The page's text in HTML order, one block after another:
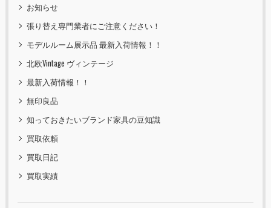
お知らせ
張り替え専門業者にご注意ください！
モデルルーム展示品 最新入荷情報！！
北欧Vintage ヴィンテージ
最新入荷情報！！
無印良品
知っておきたいブランド家具の豆知識
買取依頼
買取日記
買取実績